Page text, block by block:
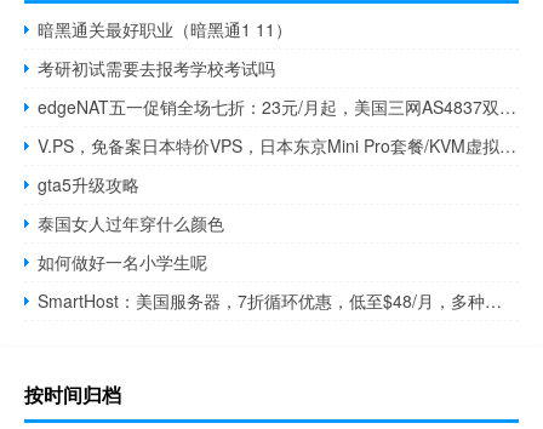
暗黑通关最好职业（暗黑通1 11）
考研初试需要去报考学校考试吗
edgeNAT五一促销全场七折：23元/月起，美国三网AS4837双ISP VPS/香港VPS/韩国CN2 VPS/韩国SK线路原生IP VPS
V.PS，免备案日本特价VPS，日本东京Mini Pro套餐/KVM虚拟，1核1G内存500Mbps带宽29欧元/月
gta5升级攻略
泰国女人过年穿什么颜色
如何做好一名小学生呢
SmartHost：美国服务器，7折循环优惠，低至$48/月，多种型号，10个机房可供选择
按时间归档